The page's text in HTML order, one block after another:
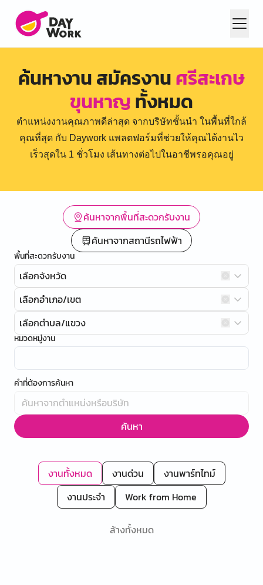
ค้นหางาน สมัครงานศรีสะเกษ
ขุนหาญทั้งหมด
ตำแหน่งงานคุณภาพดีล่าสุด จากบริษัทชั้นนำ ในพื้นที่ใกล้
คุณที่สุด กับ Daywork แพลตฟอร์มที่ช่วยให้คุณได้งานไว
เร็วสุดใน 1 ชั่วโมง เส้นทางต่อไปในอาชีพรอคุณอยู่
ค้นหาจากพื้นที่สะดวกรับงาน
ค้นหาจากสถานีรถไฟฟ้า
พื้นที่สะดวกรับงาน
เลือกจังหวัด
เลือกอำเภอ/เขต
เลือกตำบล/แขวง
หมวดหมู่งาน
คำที่ต้องการค้นหา
ค้นหา
งานทั้งหมด งานด่วน
งานพาร์ทไทม์
งานประจำ
Work from Home
ล้างทั้งหมด